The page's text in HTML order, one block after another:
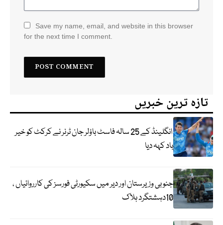
Save my name, email, and website in this browser
for the next time I comment.
تازہ ترین خبریں
انگلینڈ کے 25 سالہ فاسٹ باؤلر جان ٹرنر نے کرکٹ کو خیر
باد کہہ دیا
جنوبی وزیرستان اور دیر میں سکیورٹی فورسز کی کارروائیاں ،
10دہشتگرد ہلاک